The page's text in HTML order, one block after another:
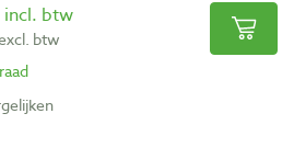
incl. btw
btw